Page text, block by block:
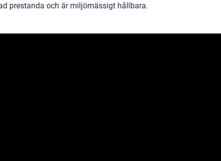
prestanda och är miljömässigt hållbara.